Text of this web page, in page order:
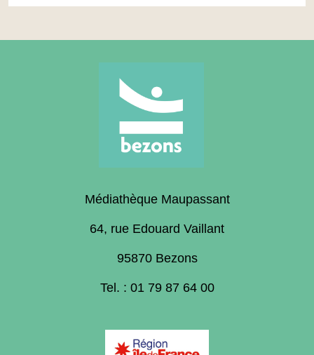
Médiathèque Maupassant
64, rue Edouard Vaillant
95870 Bezons
Tel. : 01 79 87 64 00